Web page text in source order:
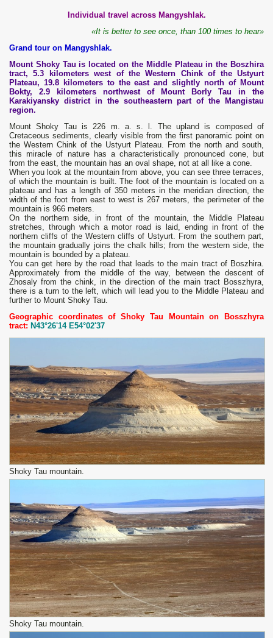
Individual travel across Mangyshlak.
«It is better to see once, than 100 times to hear»
Grand tour on Mangyshlak.
Mount Shoky Tau is located on the Middle Plateau in the Boszhira
tract, 5.3 kilometers west of the Western Chink of the Ustyurt
Plateau, 19.8 kilometers to the east and slightly north of Mount
Bokty, 2.9 kilometers northwest of Mount Borly Tau in the
Karakiyansky district in the southeastern part of the Mangistau
region.
Mount Shoky Tau is 226 m. a. s. l. The upland is composed of
Cretaceous sediments, clearly visible from the first panoramic point on
the Western Chink of the Ustyurt Plateau. From the north and south,
this miracle of nature has a characteristically pronounced cone, but
from the east, the mountain has an oval shape, not at all like a cone.
When you look at the mountain from above, you can see three terraces,
of which the mountain is built. The foot of the mountain is located on a
plateau and has a length of 350 meters in the meridian direction, the
width of the foot from east to west is 267 meters, the perimeter of the
mountain is 966 meters.
On the northern side, in front of the mountain, the Middle Plateau
stretches, through which a motor road is laid, ending in front of the
northern cliffs of the Western cliffs of Ustyurt. From the southern part,
the mountain gradually joins the chalk hills; from the western side, the
mountain is bounded by a plateau.
You can get here by the road that leads to the main tract of Boszhira.
Approximately from the middle of the way, between the descent of
Zhosaly from the chink, in the direction of the main tract Bosszhyra,
there is a turn to the left, which will lead you to the Middle Plateau and
further to Mount Shoky Tau.
Geographic coordinates of Shoky Tau Mountain on Bosszhyra
tract: N43°26'14 E54°02'37
Shoky Tau mountain.
Shoky Tau mountain.